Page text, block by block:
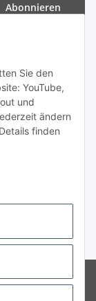
Sie den
YouTube,
und
ändern
finden
Abonnieren
zzgl.Versand
Besucherzähler:
UStG wird keine